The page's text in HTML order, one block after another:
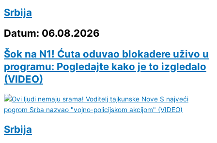
Srbija
Datum: 06.08.2026
Šok na N1! Ćuta oduvao blokadere uživo u
programu: Pogledajte kako je to izgledalo
(VIDEO)
Srbija